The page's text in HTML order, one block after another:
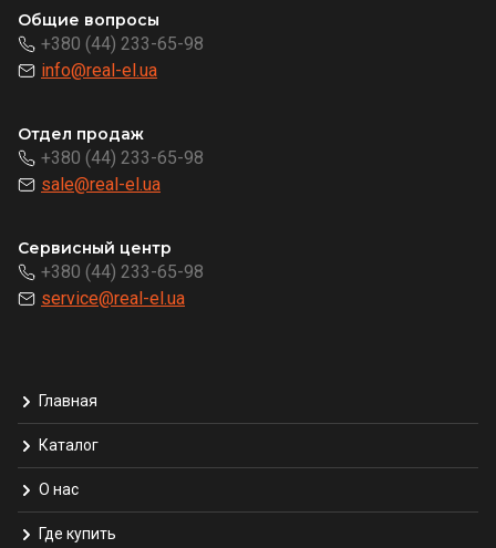
Общие вопросы
+380 (44) 233-65-98
info@real-el.ua
Отдел продаж
+380 (44) 233-65-98
sale@real-el.ua
Сервисный центр
+380 (44) 233-65-98
service@real-el.ua
Главная
Каталог
О нас
Где купить